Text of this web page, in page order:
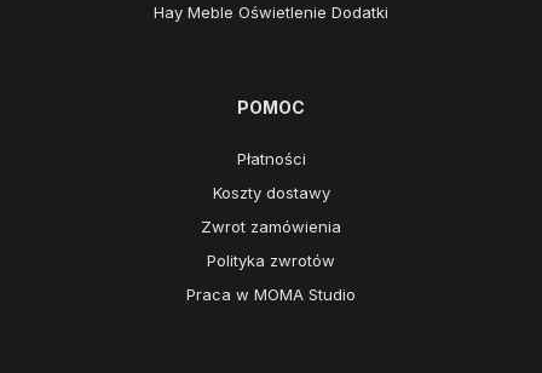
Hay Meble Oświetlenie Dodatki
POMOC
Płatności
Koszty dostawy
Zwrot zamówienia
Polityka zwrotów
Praca w MOMA Studio